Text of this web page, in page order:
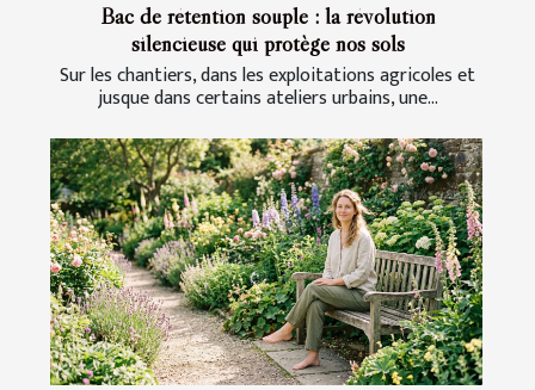
Bac de rétention souple : la révolution
silencieuse qui protège nos sols
Sur les chantiers, dans les exploitations agricoles et
jusque dans certains ateliers urbains, une...